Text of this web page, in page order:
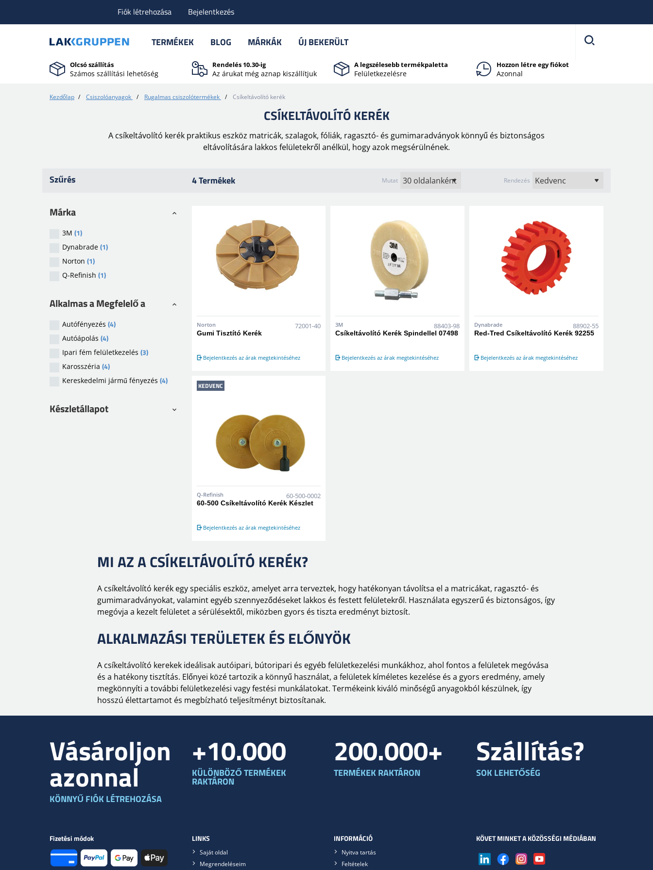
Fiók létrehozása Bejelentkezés
TERMÉKEK BLOG MÁRKÁK ÚJ BEKERÜLT
Olcsó szállítás
Számos szállítási lehetőség
Rendelés 10.30-ig
Az árukat még aznap kiszállítjuk
A legszélesebb termékpaletta
Felületkezelésre
Hozzon létre egy fiókot
Azonnal
Kezdőlap / Csiszolóanyagok / Rugalmas csiszolótermékek / Csíkeltávolító kerék
CSÍKELTÁVOLÍTÓ KERÉK
A csíkeltávolító kerék praktikus eszköz matricák, szalagok, fóliák, ragasztó- és gumimaradványok könnyű és biztonságos
eltávolítására lakkos felületekről anélkül, hogy azok megsérülnének.
Szűrés
Márka
3M (1)
Dynabrade (1)
Norton (1)
Q-Refinish (1)
Alkalmas a Megfelelő a
Autófényezés (4)
Autóápolás (4)
Ipari fém felületkezelés (3)
Karosszéria (4)
Kereskedelmi jármű fényezés (4)
Készletállapot
4 Termékek Mutat Rendezés
Norton 72001-40
Gumi Tisztító Kerék
Bejelentkezés az árak megtekintéséhez
3M 88403-98
Csíkeltávolító Kerék Spindellel 07498
Bejelentkezés az árak megtekintéséhez
Dynabrade 88902-55
Red-Tred Csíkeltávolító Kerék 92255
Bejelentkezés az árak megtekintéséhez
KEDVENC
Q-Refinish 60-500-0002
60-500 Csíkeltávolító Kerék Készlet
Bejelentkezés az árak megtekintéséhez
MI AZ A CSÍKELTÁVOLÍTÓ KERÉK?
A csíkeltávolító kerék egy speciális eszköz, amelyet arra terveztek, hogy hatékonyan távolítsa el a matricákat, ragasztó- és
gumimaradványokat, valamint egyéb szennyeződéseket lakkos és festett felületekről. Használata egyszerű és biztonságos, így
megóvja a kezelt felületet a sérülésektől, miközben gyors és tiszta eredményt biztosít.
ALKALMAZÁSI TERÜLETEK ÉS ELŐNYÖK
A csíkeltávolító kerekek ideálisak autóipari, bútoripari és egyéb felületkezelési munkákhoz, ahol fontos a felületek megóvása
és a hatékony tisztítás. Előnyei közé tartozik a könnyű használat, a felületek kíméletes kezelése és a gyors eredmény, amely
megkönnyíti a további felületkezelési vagy festési munkálatokat. Termékeink kiváló minőségű anyagokból készülnek, így
hosszú élettartamot és megbízható teljesítményt biztosítanak.
Vásároljon
azonnal
KÖNNYŰ FIÓK LÉTREHOZÁSA
+10.000
KÜLÖNBÖZŐ TERMÉKEK
RAKTÁRON
200.000+
TERMÉKEK RAKTÁRON
Szállítás?
SOK LEHETŐSÉG
Fizetési módok LINKS
Saját oldal
Megrendeléseim
INFORMÁCIÓ
Nyitva tartás
Feltételek
KÖVET MINKET A KÖZÖSSÉGI MÉDIÁBAN